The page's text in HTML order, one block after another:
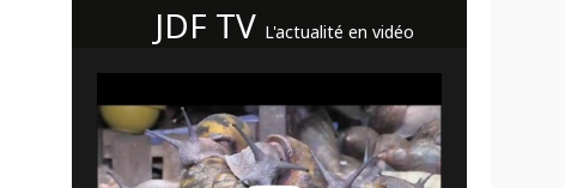
JDF TV L'actualité en vidéo